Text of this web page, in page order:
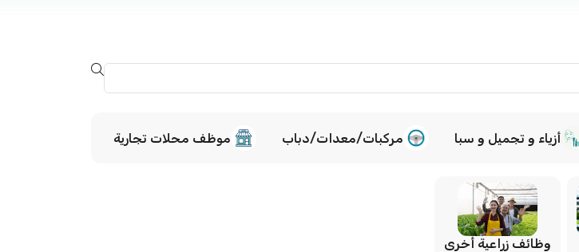
أزياء و تجميل و سبا مركبات/معدات/دباب موظف محلات تجارية
وظائف زراعية أخرى